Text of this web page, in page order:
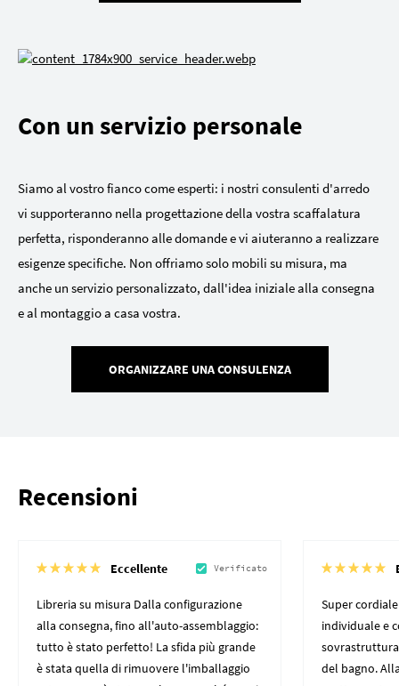
Con un servizio personale
Siamo al vostro fianco come esperti: i nostri consulenti d'arredo
vi supporteranno nella progettazione della vostra scaffalatura
perfetta, risponderanno alle domande e vi aiuteranno a realizzare
esigenze specifiche. Non offriamo solo mobili su misura, ma
anche un servizio personalizzato, dall'idea iniziale alla consegna
e al montaggio a casa vostra.
ORGANIZZARE UNA CONSULENZA
Recensioni
Eccellente Verificato
Libreria su misura Dalla configurazione
alla consegna, fino all'auto-assemblaggio:
tutto è stato perfetto! La sfida più grande
è stata quella di rimuovere l'imballaggio
Super
individuale e
del bagno.